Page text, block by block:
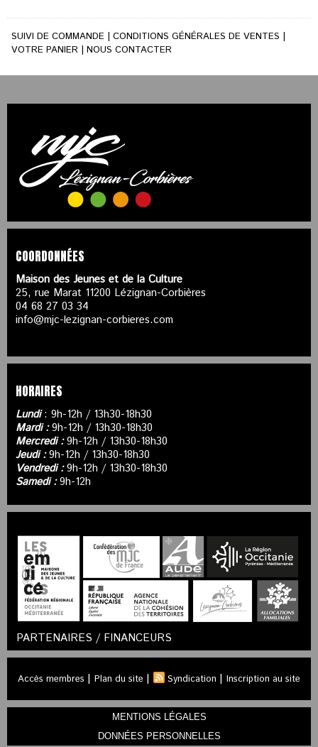
SUIVI DE COMMANDE | CONDITIONS GÉNÉRALES DE VENTES |
VOTRE PANIER | NOUS CONTACTER
COORDONNÉES
Maison des Jeunes et de la Culture
25, rue Marat 11200 Lézignan-Corbières
04 68 27 03 34
info@mjc-lezignan-corbieres.com
HORAIRES
Lundi: 9h-12h / 13h30-18h30
Mardi :9h-12h / 13h30-18h30
Mercredi :9h-12h / 13h30-18h30
Jeudi :9h-12h / 13h30-18h30
Vendredi :9h-12h / 13h30-18h30
Samedi :9h-12h
PARTENAIRES / FINANCEURS
Accès membres | Plan du site | Syndication | Inscription au site
MENTIONS LÉGALES
DONNÉES PERSONNELLES